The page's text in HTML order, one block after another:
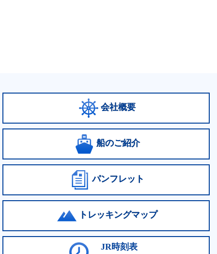
会社概要
船のご紹介
パンフレット
トレッキングマップ
JR時刻表